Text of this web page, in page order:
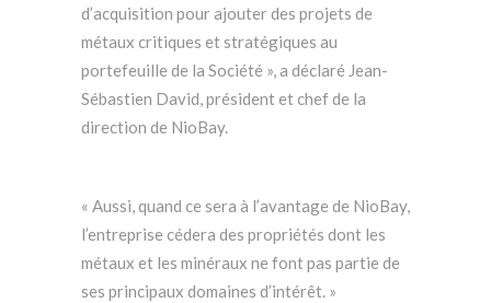
d’acquisition pour ajouter des projets de
métaux critiques et stratégiques au
portefeuille de la Société », a déclaré Jean-
Sébastien David, président et chef de la
direction de NioBay.
« Aussi, quand ce sera à l’avantage de NioBay,
l’entreprise cédera des propriétés dont les
métaux et les minéraux ne font pas partie de
ses principaux domaines d’intérêt. »